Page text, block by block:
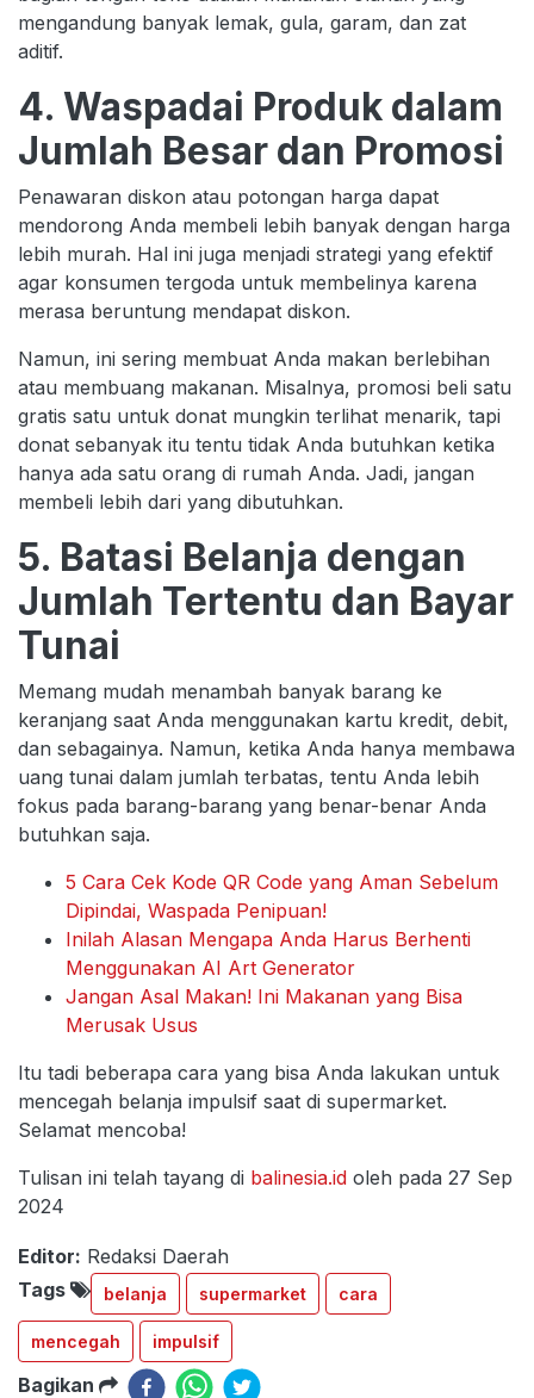
mengandung banyak lemak, gula, garam, dan zat
aditif.
4. Waspadai Produk dalam
Jumlah Besar dan Promosi
Penawaran diskon atau potongan harga dapat
mendorong Anda membeli lebih banyak dengan harga
lebih murah. Hal ini juga menjadi strategi yang efektif
agar konsumen tergoda untuk membelinya karena
merasa beruntung mendapat diskon.
Namun, ini sering membuat Anda makan berlebihan
atau membuang makanan. Misalnya, promosi beli satu
gratis satu untuk donat mungkin terlihat menarik, tapi
donat sebanyak itu tentu tidak Anda butuhkan ketika
hanya ada satu orang di rumah Anda. Jadi, jangan
membeli lebih dari yang dibutuhkan.
5. Batasi Belanja dengan
Jumlah Tertentu dan Bayar
Tunai
Memang mudah menambah banyak barang ke
keranjang saat Anda menggunakan kartu kredit, debit,
dan sebagainya. Namun, ketika Anda hanya membawa
uang tunai dalam jumlah terbatas, tentu Anda lebih
fokus pada barang-barang yang benar-benar Anda
butuhkan saja.
5 Cara Cek Kode QR Code yang Aman Sebelum
Dipindai, Waspada Penipuan!
Inilah Alasan Mengapa Anda Harus Berhenti
Menggunakan AI Art Generator
Jangan Asal Makan! Ini Makanan yang Bisa
Merusak Usus
Itu tadi beberapa cara yang bisa Anda lakukan untuk
mencegah belanja impulsif saat di supermarket.
Selamat mencoba!
Tulisan ini telah tayang di balinesia.id oleh pada 27 Sep
2024
Editor: Redaksi Daerah
Tags
belanja supermarket cara
mencegah impulsif
Bagikan